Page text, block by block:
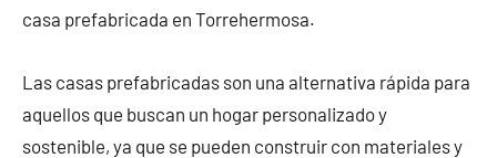
casa prefabricada en Torrehermosa.
Las casas prefabricadas son una alternativa rápida para
aquellos que buscan un hogar personalizado y
sostenible, ya que se pueden construir con materiales y